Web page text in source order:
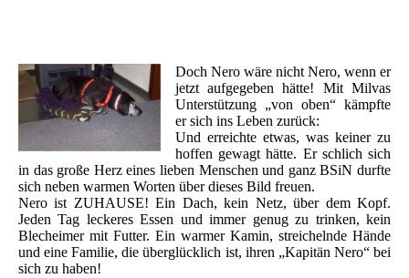
Doch Nero wäre nicht Nero, wenn er
jetzt aufgegeben hätte! Mit Milvas
Unterstützung „von oben“ kämpfte
er sich ins Leben zurück:
Und erreichte etwas, was keiner zu
hoffen gewagt hätte. Er schlich sich
in das große Herz eines lieben Menschen und ganz BSiN durfte
sich neben warmen Worten über dieses Bild freuen.
Nero ist ZUHAUSE! Ein Dach, kein Netz, über dem Kopf.
Jeden Tag leckeres Essen und immer genug zu trinken, kein
Blecheimer mit Futter. Ein warmer Kamin, streichelnde Hände
und eine Familie, die überglücklich ist, ihren „Kapitän Nero“ bei
sich zu haben!